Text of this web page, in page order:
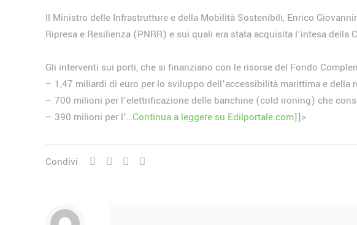
Il Ministro delle Infrastrutture e della Mobilità Sostenibili, Enrico
Ripresa e Resilienza (PNRR) e sui quali era stata acquisita l’intesa
Gli interventi sui porti, che si finanziano con le risorse del Fondo
– 1,47 miliardi di euro per lo sviluppo dell’accessibilità marittima e
– 700 milioni per l’elettrificazione delle banchine (cold ironing) che
– 390 milioni per l’…Continua a leggere su Edilportale.com]]>
Condivi